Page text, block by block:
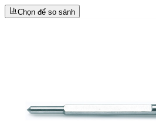
Chọn để so sánh